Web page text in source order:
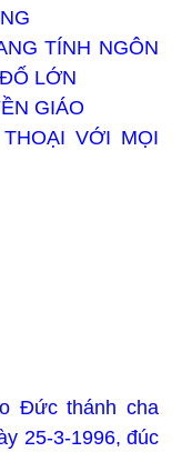
TÍNH NGÔN
LỚN
GIÁO
VỚI MỌI
Đức thánh cha
25-3-1996, đúc